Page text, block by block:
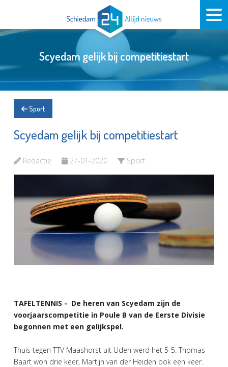
Scyedam gelijk bij competitiestart
Sport
Scyedam gelijk bij competitiestart
Redactie 27-01-2020 Sport
TAFELTENNIS - De heren van Scyedam zijn de
voorjaarscompetitie in Poule B van de Eerste Divisie
begonnen met een gelijkspel.
Thuis tegen TTV Maashorst uit Uden werd het 5-5. Thomas
Baart won drie keer, Martijn van der Heiden ook een keer.